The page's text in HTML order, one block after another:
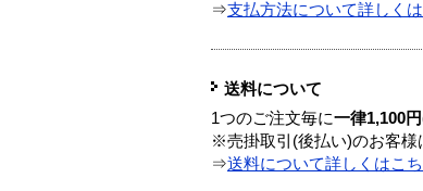
⇒支払方法について詳しく
送料について
1つのご注文毎に一律1,100
※売掛取引(後払い)のお客様
⇒送料について詳しくはこ